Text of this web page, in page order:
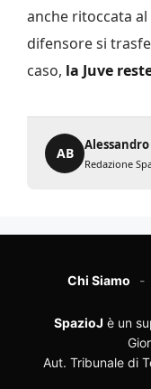
anche ritoccata al
difensore si
caso, la Juve
AB
Redazione
Chi Siamo
SpazioJ è un
Aut. Tribunale di